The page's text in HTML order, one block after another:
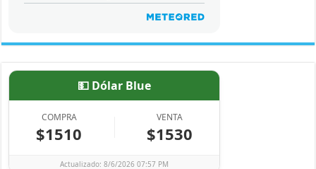
💵 Dólar Blue
COMPRA
$1510
VENTA
$1530
Actualizado: 8/6/2026 07:57 PM